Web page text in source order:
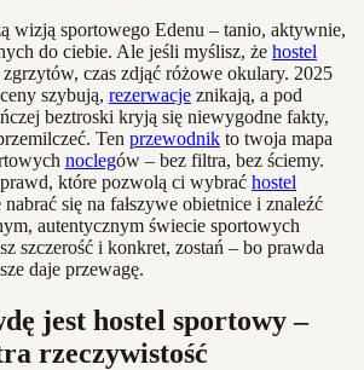
wizją sportowego Edenu – tanio, aktywnie,
do ciebie. Ale jeśli myślisz, że hostel
czas zdjąć różowe okulary. 2025
szybują, rezerwacje znikają, a pod
beztroski kryją się niewygodne fakty,
Ten przewodnik to twoja mapa
noclegów – bez filtra, bez ściemy.
które pozwolą ci wybrać hostel
się na fałszywe obietnice i znaleźć
autentycznym świecie sportowych
szczerość i konkret, zostań – bo prawda
daje przewagę.
jest hostel sportowy –
rzeczywistość